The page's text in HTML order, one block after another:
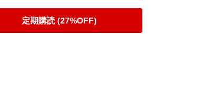
定期購読 (27%OFF)